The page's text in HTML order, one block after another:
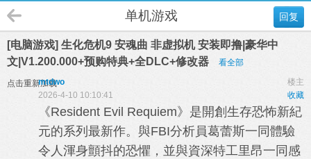
回复
单机游戏
[电脑游戏] 生化危机9 安魂曲 非虚拟机 安装即撸|豪华中
文|V1.200.000+预购特典+全DLC+修改器
看全部
点击重新加载 楼主
mtdwo
收藏
2026-4-10 10:10:41
《Resident Evil Requiem》是開創生存恐怖新紀
元的系列最新作。與FBI分析員葛蕾斯一同體驗
令人渾身顫抖的恐懼，並與資深特工里昂一同感